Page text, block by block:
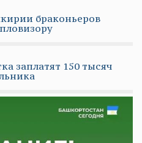
браконьеров
заплатят 150 тысяч